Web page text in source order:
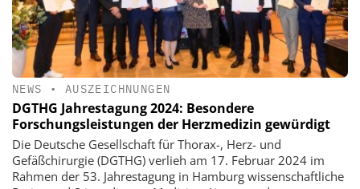
NEWS • AUSZEICHNUNGEN
DGTHG Jahrestagung 2024: Besondere
Forschungsleistungen der Herzmedizin gewürdigt
Die Deutsche Gesellschaft für Thorax-, Herz- und
Gefäßchirurgie (DGTHG) verlieh am 17. Februar 2024 im
Rahmen der 53. Jahrestagung in Hamburg wissenschaftliche